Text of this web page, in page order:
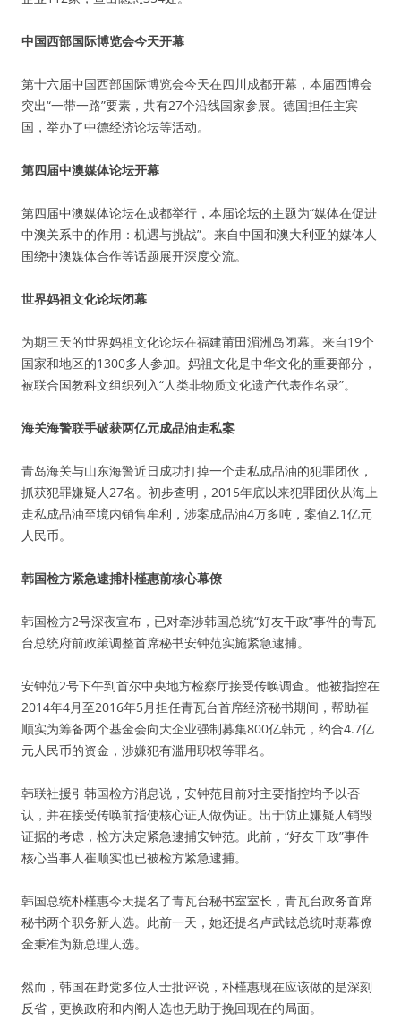
中国西部国际博览会今天开幕
第十六届中国西部国际博览会今天在四川成都开幕，本届西博会
突出“一带一路”要素，共有27个沿线国家参展。德国担任主宾
国，举办了中德经济论坛等活动。
第四届中澳媒体论坛开幕
第四届中澳媒体论坛在成都举行，本届论坛的主题为“媒体在促进
中澳关系中的作用：机遇与挑战”。来自中国和澳大利亚的媒体人
围绕中澳媒体合作等话题展开深度交流。
世界妈祖文化论坛闭幕
为期三天的世界妈祖文化论坛在福建莆田湄洲岛闭幕。来自19个
国家和地区的1300多人参加。妈祖文化是中华文化的重要部分，
被联合国教科文组织列入“人类非物质文化遗产代表作名录”。
海关海警联手破获两亿元成品油走私案
青岛海关与山东海警近日成功打掉一个走私成品油的犯罪团伙，
抓获犯罪嫌疑人27名。初步查明，2015年底以来犯罪团伙从海上
走私成品油至境内销售牟利，涉案成品油4万多吨，案值2.1亿元
人民币。
韩国检方紧急逮捕朴槿惠前核心幕僚
韩国检方2号深夜宣布，已对牵涉韩国总统“好友干政”事件的青瓦
台总统府前政策调整首席秘书安钟范实施紧急逮捕。
安钟范2号下午到首尔中央地方检察厅接受传唤调查。他被指控在
2014年4月至2016年5月担任青瓦台首席经济秘书期间，帮助崔
顺实为筹备两个基金会向大企业强制募集800亿韩元，约合4.7亿
元人民币的资金，涉嫌犯有滥用职权等罪名。
韩联社援引韩国检方消息说，安钟范目前对主要指控均予以否
认，并在接受传唤前指使核心证人做伪证。出于防止嫌疑人销毁
证据的考虑，检方决定紧急逮捕安钟范。此前，“好友干政”事件
核心当事人崔顺实也已被检方紧急逮捕。
韩国总统朴槿惠今天提名了青瓦台秘书室室长，青瓦台政务首席
秘书两个职务新人选。此前一天，她还提名卢武铉总统时期幕僚
金秉准为新总理人选。
然而，韩国在野党多位人士批评说，朴槿惠现在应该做的是深刻
反省，更换政府和内阁人选也无助于挽回现在的局面。